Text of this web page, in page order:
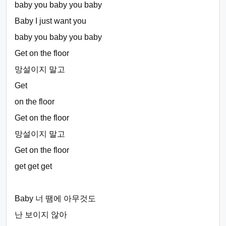
baby you baby you baby
Baby I just want you
baby you baby you baby
Get on the floor
망설이지 말고
Get
on the floor
Get on the floor
망설이지 말고
Get on the floor
get get get
Baby 너 땜에 아무것도
난 보이지 않아